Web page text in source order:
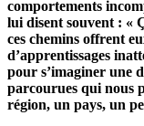
comportements
lui disent souvent : «
ces chemins offrent
d’apprentissages
pour s’imaginer une
parcourues qui nous
région, un pays, un